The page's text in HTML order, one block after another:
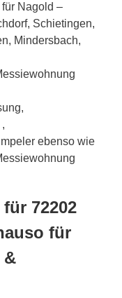
Nagold –
Schietingen,
Mindersbach,
ebenso wie
72202
für
&